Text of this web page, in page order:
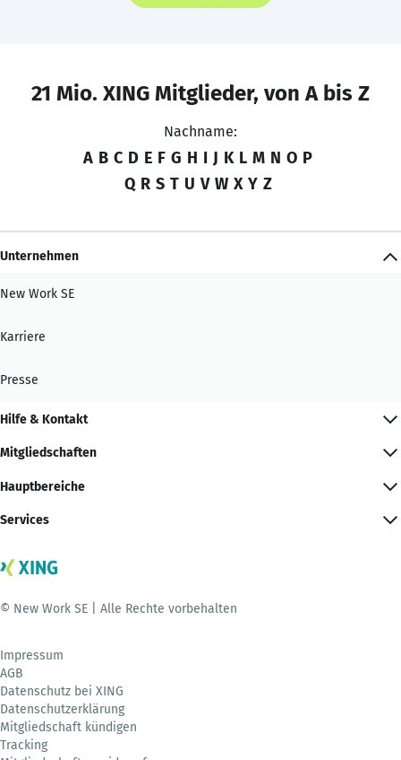
21 Mio. XING Mitglieder, von A bis Z
Nachname:
A B C D E F G H I J K L M N O P
Q R S T U V W X Y Z
Unternehmen
New Work SE
Karriere
Presse
Hilfe & Kontakt
Mitgliedschaften
Hauptbereiche
Services
© New Work SE | Alle Rechte vorbehalten
Impressum
AGB
Datenschutz bei XING
Datenschutzerklärung
Mitgliedschaft kündigen
Tracking